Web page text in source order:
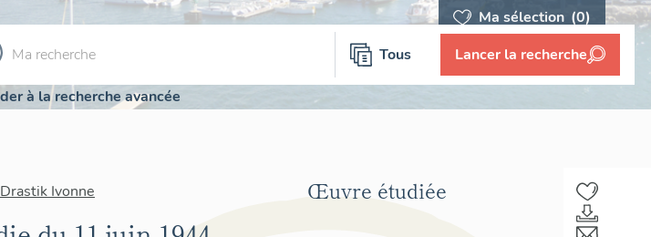
Ma sélection (0)
Tous Lancer la recherche
à la recherche avancée
Ivonne
Œuvre étudiée